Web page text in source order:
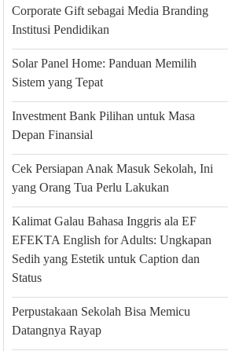
Corporate Gift sebagai Media Branding
Institusi Pendidikan
Solar Panel Home: Panduan Memilih
Sistem yang Tepat
Investment Bank Pilihan untuk Masa
Depan Finansial
Cek Persiapan Anak Masuk Sekolah, Ini
yang Orang Tua Perlu Lakukan
Kalimat Galau Bahasa Inggris ala EF
EFEKTA English for Adults: Ungkapan
Sedih yang Estetik untuk Caption dan
Status
Perpustakaan Sekolah Bisa Memicu
Datangnya Rayap